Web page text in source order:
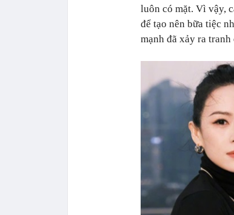
luôn có mặt. Vì vậy,
để tạo nên bữa tiệc
mạnh đã xảy ra tranh